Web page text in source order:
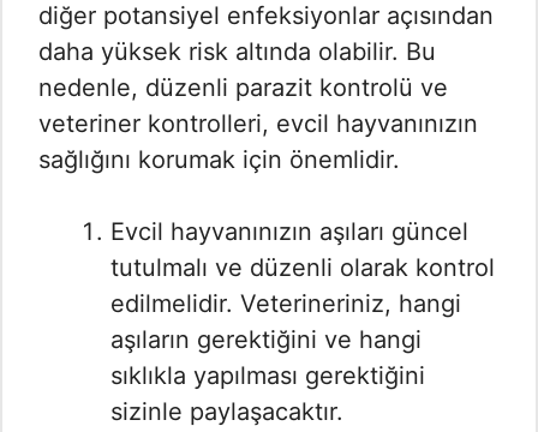
diğer potansiyel enfeksiyonlar açısından
daha yüksek risk altında olabilir. Bu
nedenle, düzenli parazit kontrolü ve
veteriner kontrolleri, evcil hayvanınızın
sağlığını korumak için önemlidir.
Evcil hayvanınızın aşıları güncel
tutulmalı ve düzenli olarak kontrol
edilmelidir. Veterineriniz, hangi
aşıların gerektiğini ve hangi
sıklıkla yapılması gerektiğini
sizinle paylaşacaktır.